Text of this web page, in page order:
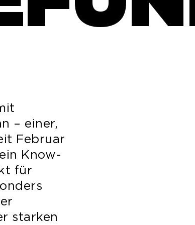
– einer,
Februar
Know-
für
starken